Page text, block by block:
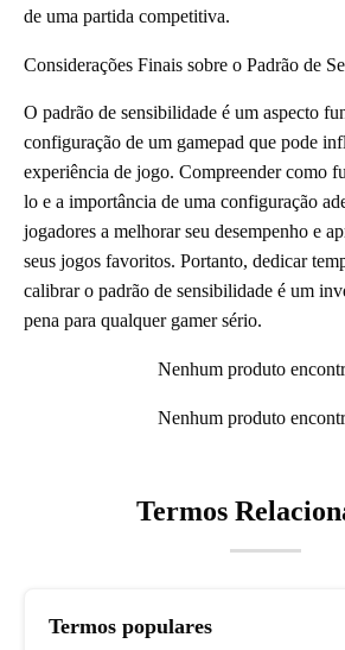
de uma partida competitiva.
Considerações Finais sobre o Padrão de
O padrão de sensibilidade é um aspecto
configuração de um gamepad que pode
experiência de jogo. Compreender como
lo e a importância de uma configuração
jogadores a melhorar seu desempenho e
seus jogos favoritos. Portanto, dedicar
calibrar o padrão de sensibilidade é um
pena para qualquer gamer sério.
Nenhum produto
Nenhum produto
Termos
Termos populares